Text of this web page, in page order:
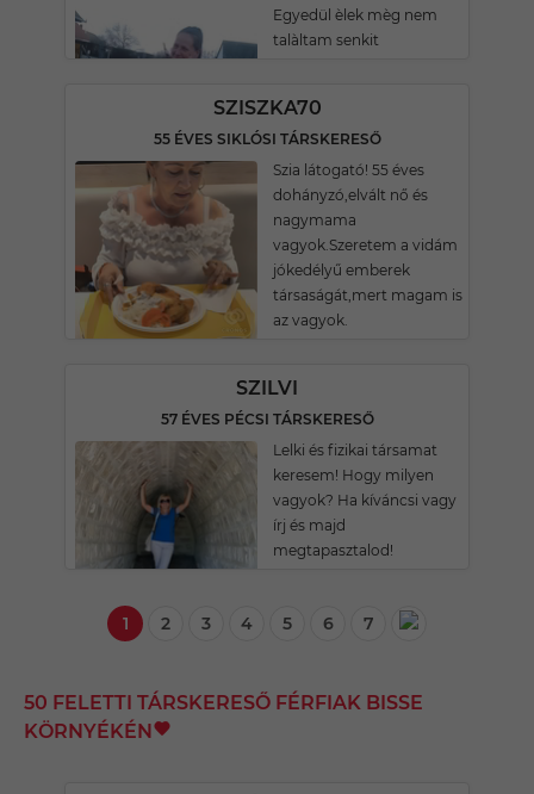
Egyedül èlek mèg nem
talàltam senkit
SZISZKA70
55 ÉVES SIKLÓSI TÁRSKERESŐ
Szia látogató! 55 éves
dohányzó,elvált nő és
nagymama
vagyok.Szeretem a vidám
jókedélyű emberek
társaságát,mert magam is
az vagyok.
SZILVI
57 ÉVES PÉCSI TÁRSKERESŐ
Lelki és fizikai társamat
keresem! Hogy milyen
vagyok? Ha kíváncsi vagy
írj és majd
megtapasztalod!
1 2 3 4 5 6 7
50 FELETTI TÁRSKERESŐ FÉRFIAK BISSE
KÖRNYÉKÉN